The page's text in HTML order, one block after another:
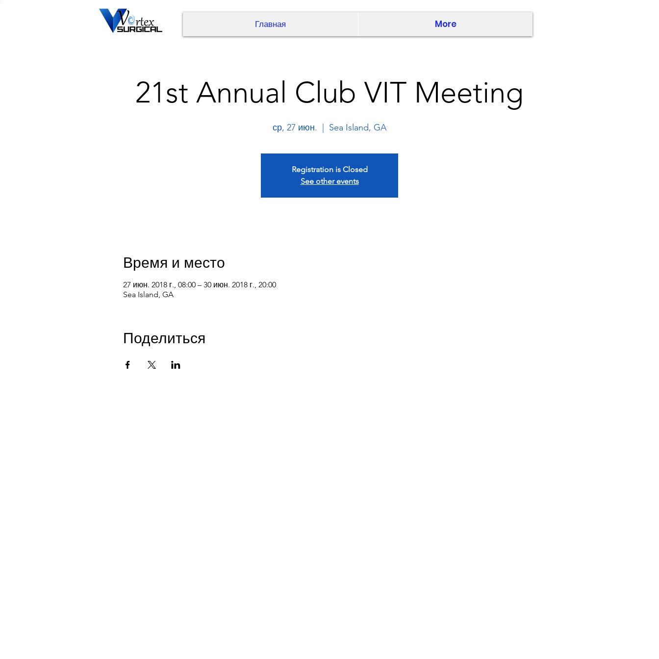
Главная More
21st Annual Club VIT Meeting
ср, 27 июн. Sea Island, GA
Registration is Closed
See other events
Время и место
27 июн. 2018 г., 08:00 – 30 июн. 2018 г., 20:00
Sea Island, GA
Поделиться